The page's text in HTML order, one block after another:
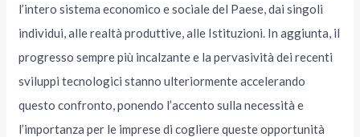
l’intero sistema economico e sociale del Paese, dai singoli
individui, alle realtà produttive, alle Istituzioni. In aggiunta, il
progresso sempre più incalzante e la pervasività dei recenti
sviluppi tecnologici stanno ulteriormente accelerando
questo confronto, ponendo l’accento sulla necessità e
l’importanza per le imprese di cogliere queste opportunità